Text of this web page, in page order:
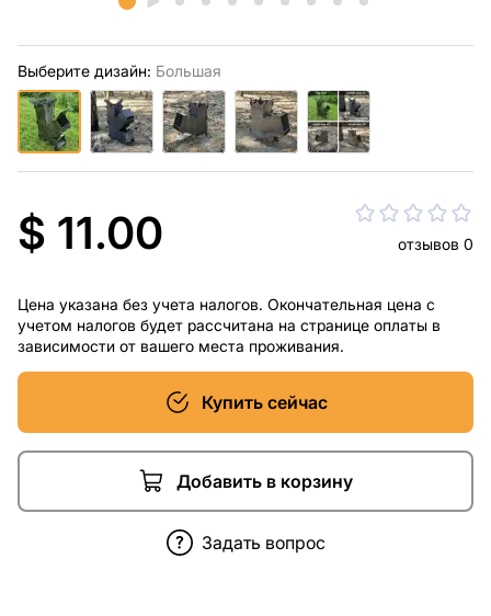
Выберите дизайн: Большая
$ 11.00 отзывов 0
Цена указана без учета налогов. Окончательная цена с
учетом налогов будет рассчитана на странице оплаты в
зависимости от вашего места проживания.
Купить сейчас
Добавить в корзину
Задать вопрос